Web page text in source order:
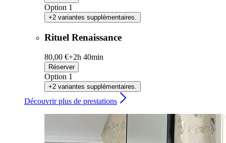
Option 1
+2 variantes supplémentaires.
Rituel Renaissance
80,00 €+2h 40min
Réserver
Option 1
+2 variantes supplémentaires.
Découvrir plus de prestations